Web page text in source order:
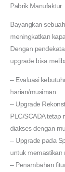
Pabrik Manufaktur
Bayangkan
meningkatkan
Dengan
upgrade bisa
– Evaluasi
harian/musiman.
– Upgrade
PLC/SCADA tetap
diakses dengan
– Upgrade pada
untuk memastikan
– Penambahan